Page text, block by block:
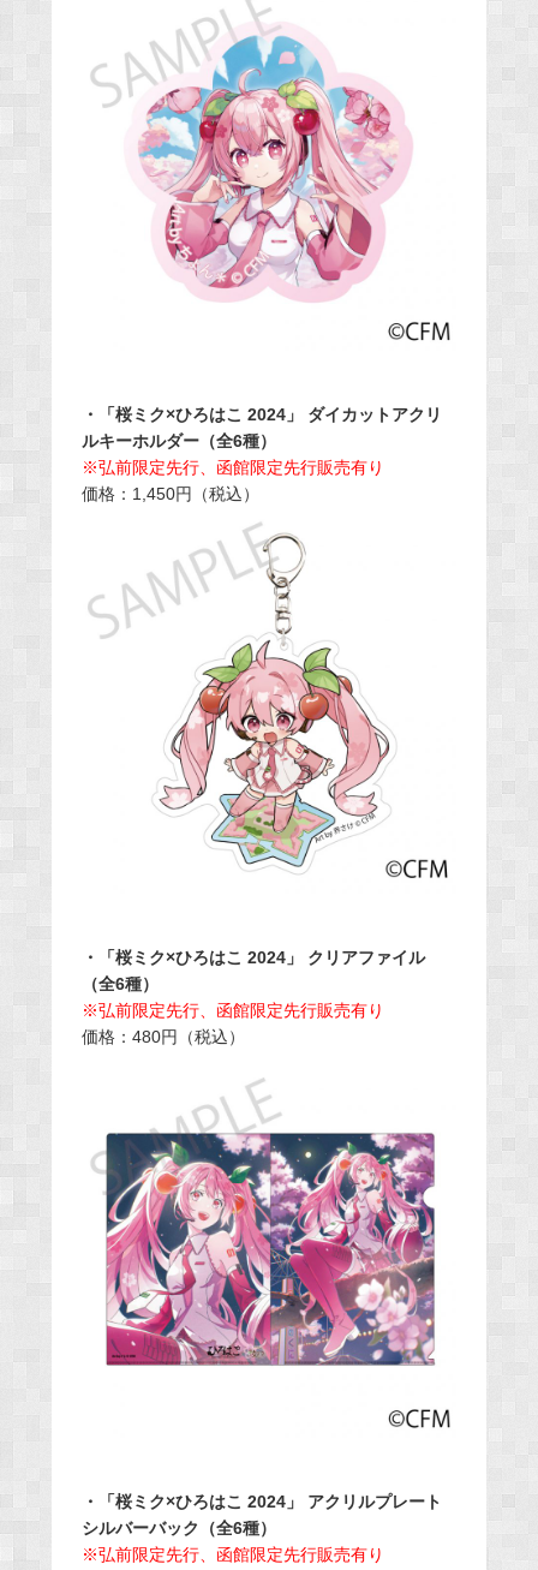
・「桜ミク×ひろはこ 2024」 ダイカットアクリ
ルキーホルダー（全6種）
※弘前限定先行、函館限定先行販売有り
価格：1,450円（税込）
・「桜ミク×ひろはこ 2024」 クリアファイル
（全6種）
※弘前限定先行、函館限定先行販売有り
価格：480円（税込）
・「桜ミク×ひろはこ 2024」 アクリルプレート
シルバーバック（全6種）
※弘前限定先行、函館限定先行販売有り